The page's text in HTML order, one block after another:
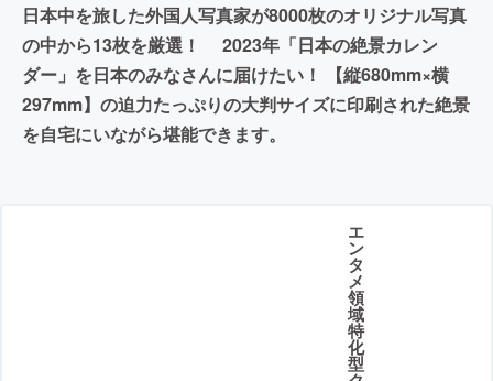
日本中を旅した外国人写真家が8000枚のオリジナル写真
の中から13枚を厳選！ 2023年「日本の絶景カレン
ダー」を日本のみなさんに届けたい！ 【縦680mm×横
297mm】の迫力たっぷりの大判サイズに印刷された絶景
を自宅にいながら堪能できます。
エ
ン
タ
メ
領
域
特
化
型